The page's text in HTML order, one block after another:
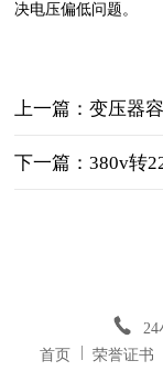
决电压偏低问题。
上一篇：变压器
下一篇：380v转
24
首页 荣誉证书